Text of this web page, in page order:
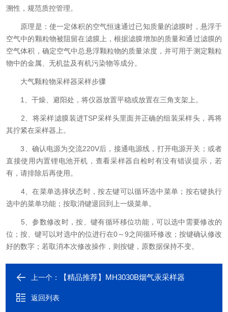
溯性，规范质控管理。
原理是：使一定体积的空气恒速通过已知质量的滤膜时，悬浮于
空气中的颗粒物被阻留在滤膜上，根据滤膜增加的质量和通过滤膜的
空气体积，确定空气中总悬浮颗粒物的质量浓度，并可用于测定颗粒
物中的金属、无机盐及有机污染物等成分。
大气颗粒物采样器采样步骤
1、干燥、避阳处，将仪器放置平稳或放置在三角支架上。
2、将采样滤膜装进TSP采样头里面并正确的组装采样头，再将
其拧紧在采样器上。
3、确认电源为交流220V后，接通电源线，打开电源开关；或者
直接使用内置锂电池开机，查看采样器自检时有没有错误提示，若
有，请排除后再使用。
4、在菜单选择状态时，按左键可以循环选中菜单；按右键执行
选中的菜单功能；按取消键退回到上一级菜单。
5、参数修改时，按、键有循环移位功能，可以选中需要修改的
位；按、键可以对选中的位进行在0～9之间循环修改；按键确认修改
好的数字；若取消本次修改操作，则按键，原数据保持不变。
上一个： 【精品推荐】MH3030B烟气汞采样器
返回列表